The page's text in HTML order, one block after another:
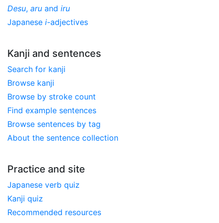
Desu, aru and iru
Japanese i-adjectives
Kanji and sentences
Search for kanji
Browse kanji
Browse by stroke count
Find example sentences
Browse sentences by tag
About the sentence collection
Practice and site
Japanese verb quiz
Kanji quiz
Recommended resources